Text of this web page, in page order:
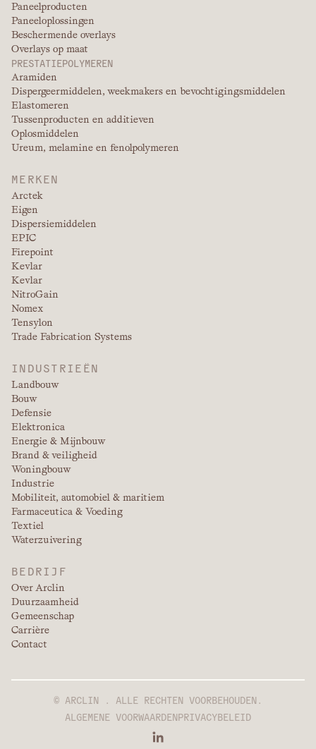
Paneelproducten
Paneeloplossingen
Beschermende overlays
Overlays op maat
PRESTATIEPOLYMEREN
Aramiden
Dispergeermiddelen, weekmakers en bevochtigingsmiddelen
Elastomeren
Tussenproducten en additieven
Oplosmiddelen
Ureum, melamine en fenolpolymeren
MERKEN
Arctek
Eigen
Dispersiemiddelen
EPIC
Firepoint
Kevlar
Kevlar
NitroGain
Nomex
Tensylon
Trade Fabrication Systems
INDUSTRIEËN
Landbouw
Bouw
Defensie
Elektronica
Energie & Mijnbouw
Brand & veiligheid
Woningbouw
Industrie
Mobiliteit, automobiel & maritiem
Farmaceutica & Voeding
Textiel
Waterzuivering
BEDRIJF
Over Arclin
Duurzaamheid
Gemeenschap
Carrière
Contact
ALGEMENE VOORWAARDENPRIVACYBELEID
© ARCLIN . ALLE RECHTEN VOORBEHOUDEN.